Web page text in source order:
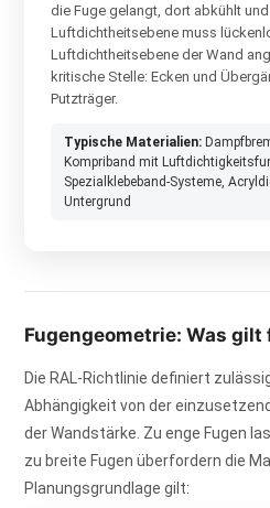
die Fuge gelangt, dort abkühlt
Luftdichtheitsebene muss
Luftdichtheitsebene der Wand
kritische Stelle: Ecken und
Putzträger.
Typische Materialien:
Kompriband mit
Spezialklebeband-Systeme,
Untergrund
Fugengeometrie: Was
Die RAL-Richtlinie definiert
Abhängigkeit von der
der Wandstärke. Zu enge Fugen
zu breite Fugen überfordern die
Planungsgrundlage gilt: